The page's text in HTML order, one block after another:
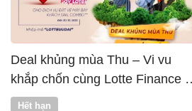
Deal khủng mùa Thu – Vi vu
khắp chốn cùng Lotte Finance x
Vntrip
Hết hạn